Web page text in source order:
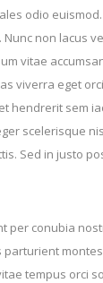
odio
non lacus
vitae
viverra eget
hendrerit sem
scelerisque
Sed in justo
per conubia
tempus orci